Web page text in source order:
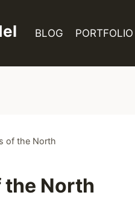
BLOG PORTFOLIO
of the North
North